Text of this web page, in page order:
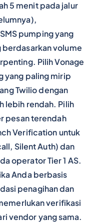
5 menit pada jalur
pumping yang
volume
Pilih Vonage
yang paling mirip
Twilio dengan
lebih rendah. Pilih
pesan terendah
Verification untuk
Silent Auth) dan
operator Tier 1 AS.
Anda berbasis
penagihan dan
verifikasi
vendor yang sama.